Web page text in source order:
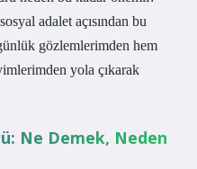
adalet açısından bu
gözlemlerimden hem
yola çıkarak
Ne Demek, Neden